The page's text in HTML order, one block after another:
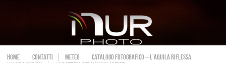
HOME CONTATTI METEO
CATALOGO FOTOGRAFICO – L’AQUILA RIFLESSA